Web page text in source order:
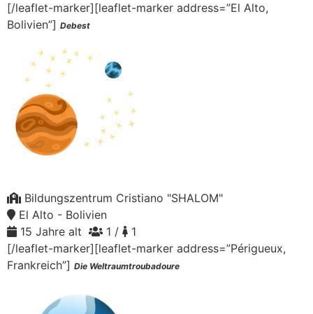
[/leaflet-marker][leaflet-marker address=”El Alto,
Bolivien”] Debest
Bildungszentrum Cristiano "SHALOM"
El Alto - Bolivien
15 Jahre alt
1 /
1
[/leaflet-marker][leaflet-marker address=”Périgueux,
Frankreich”] Die Weltraumtroubadoure